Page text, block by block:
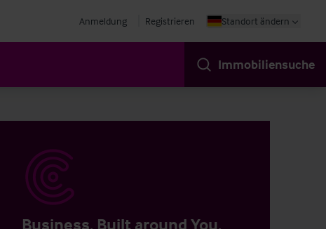
Anmeldung Registrieren Standort ändern
Immobiliensuche
Business. Built around You.